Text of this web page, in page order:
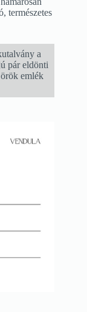
természetes
a
pár eldönti
emlék